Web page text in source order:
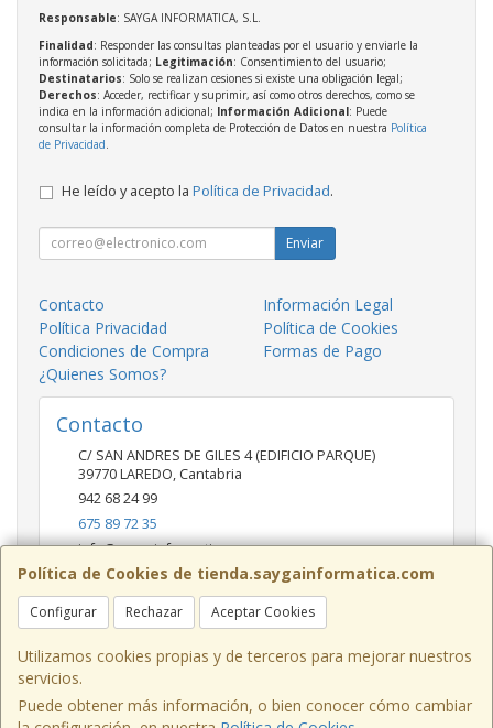
Política de Cookies de tienda.saygainformatica.com
Configurar Rechazar Aceptar Cookies
Utilizamos cookies propias y de terceros para mejorar nuestros
servicios.
Puede obtener más información, o bien conocer cómo cambiar
Responsable: SAYGA INFORMATICA, S.L.
Finalidad: Responder las consultas planteadas por el usuario y enviarle la
información solicitada; Legitimación: Consentimiento del usuario;
Destinatarios: Solo se realizan cesiones si existe una obligación legal;
Derechos: Acceder, rectificar y suprimir, así como otros derechos, como se
indica en la información adicional; Información Adicional: Puede
consultar la información completa de Protección de Datos en nuestra Política
de Privacidad
He leído y acepto la Política de Privacidad.
Enviar
Contacto
Información Legal
Política Privacidad
Política de Cookies
Condiciones de Compra
Formas de Pago
¿Quienes Somos?
Contacto
C/ SAN ANDRES DE GILES 4 (EDIFICIO PARQUE)
39770LAREDO, Cantabria
942 68 24 99
675 89 72 35
info@saygainformatica.com
Horario
10-14 / 19:00-20:30